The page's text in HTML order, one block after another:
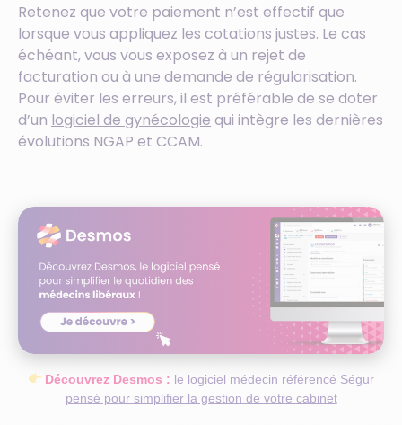
Retenez que votre paiement n’est effectif que
lorsque vous appliquez les cotations justes. Le cas
échéant, vous vous exposez à un rejet de
facturation ou à une demande de régularisation.
Pour éviter les erreurs, il est préférable de se doter
d’un logiciel de gynécologie qui intègre les dernières
évolutions NGAP et CCAM.
Découvrez Desmos : le logiciel médecin référencé Ségur
pensé pour simplifier la gestion de votre cabinet